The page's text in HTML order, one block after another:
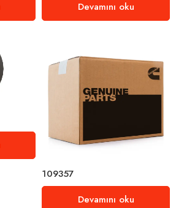
Devamını oku
109357
Devamını oku